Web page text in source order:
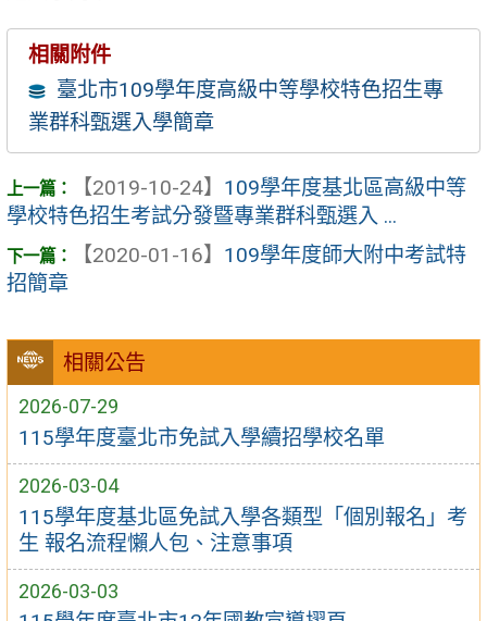
相關公告
2026-07-29
115學年度臺北市免試入學續招學校名單
2026-03-04
115學年度基北區免試入學各類型「個別報名」考
生 報名流程懶人包、注意事項
2026-03-03
相關附件
臺北市109學年度高級中等學校特色招生專
業群科甄選入學簡章
【2019-10-24】 109學年度基北區高級中等
學校特色招生考試分發暨專業群科甄選入 ...
【2020-01-16】 109學年度師大附中考試特
招簡章